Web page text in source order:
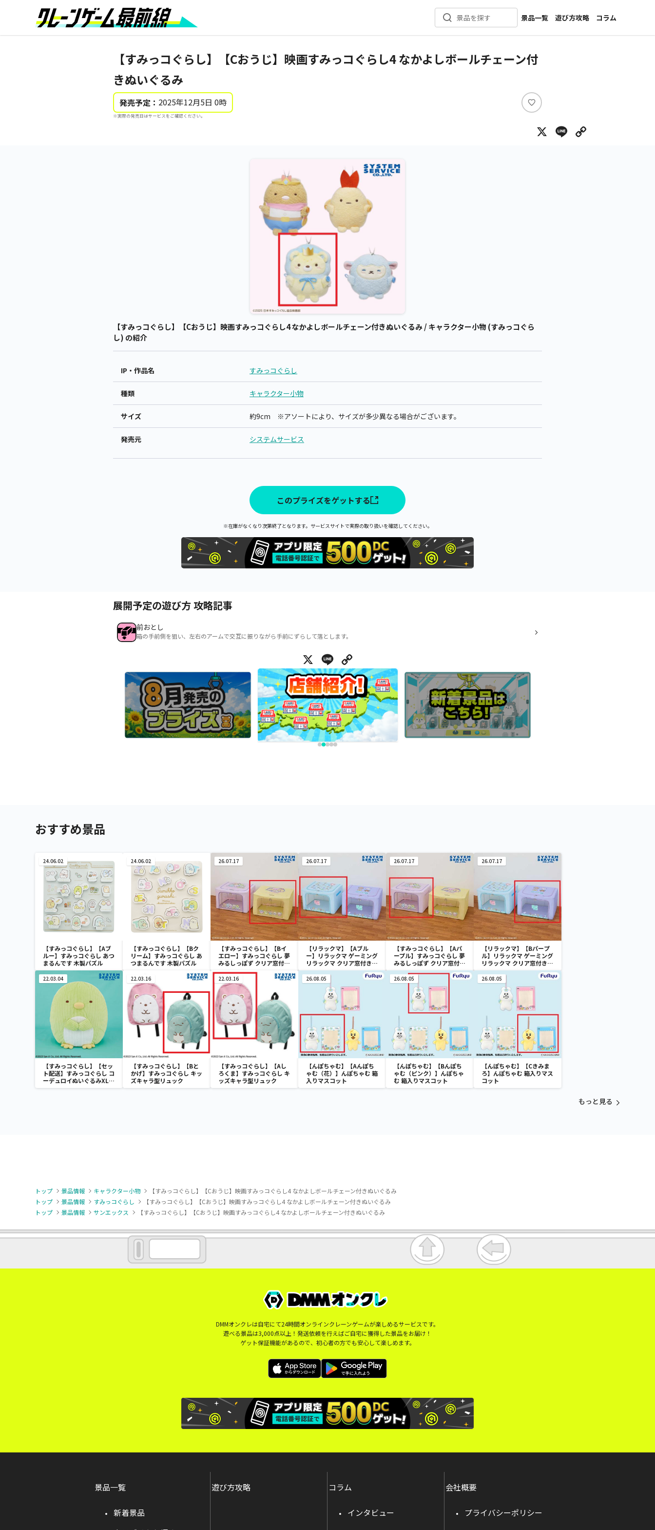
景品を探す
景品一覧
新着景品
カテゴリ一覧
遊び方攻略
コラム
インタビュー
【すみっコぐらし】【Cおうじ】映画すみっコぐらし4 なかよしボールチェーン付
きぬいぐるみ
発売予定： 2025年12月5日 0時
※実際の発売日はサービスをご確認ください。
い
ね
X Line
【すみっコぐらし】【Cおうじ】映画すみっコぐらし4 なかよしボールチェーン付きぬいぐるみ / キャラクター小物 (すみっコぐら
し) の紹介
IP・作品名 すみっコぐらし
種類 キャラクター小物
サイズ 約9cm ※アソートにより、サイズが多少異なる場合がございます。
発売元 システムサービス
このプライズをゲットする
※在庫がなくなり次第終了となります。サービスサイトで実際の取り扱いを確認してください。
展開予定の遊び方 攻略記事
前おとし
箱の手前側を狙い、左右のアームで交互に振りながら手前にずらして落とします。
X Line
おすすめ景品
24.06.02
【すみっコぐらし】【Aブ
ルー】すみっコぐらし あつ
まるんです 木製パズル
24.06.02
【すみっコぐらし】【Bク
リーム】すみっコぐらし あ
つまるんです 木製パズル
26.07.17
【すみっコぐらし】【Bイ
エロー】すみっコぐらし 夢
みるしっぽず クリア窓付き
収納ボックス
26.07.17
【リラックマ】【Aブル
ー】リラックマ ゲーミング
リラックマ クリア窓付き収
納ボックス
26.07.17
【すみっコぐらし】【Aパ
ープル】すみっコぐらし 夢
みるしっぽず クリア窓付き
収納ボックス
26.07.17
【リラックマ】【Bパープ
ル】リラックマ ゲーミング
リラックマ クリア窓付き収
納ボックス
22.03.04
【すみっコぐらし】【セッ
ト配送】すみっコぐらし コ
ーデュロイぬいぐるみXL
プレミアム ぺんぎん？
22.03.16
【すみっコぐらし】【Bと
かげ】すみっコぐらし キッ
ズキャラ型リュック
22.03.16
【すみっコぐらし】【Aし
ろくま】すみっコぐらし キ
ッズキャラ型リュック
26.08.05
【んぽちゃむ】【Aんぽち
ゃむ（花）】んぽちゃむ 箱
入りマスコット
26.08.05
【んぽちゃむ】【Bんぽち
ゃむ（ピンク）】んぽちゃ
む 箱入りマスコット
26.08.05
【んぽちゃむ】【Cきみま
ろ】んぽちゃむ 箱入りマス
コット
もっと見る
トップ 景品情報 キャラクター小物
【すみっコぐらし】【Cおうじ】映画すみっコぐらし4 なかよしボールチェーン付きぬいぐるみ
トップ
景品情報 すみっコぐらし
【すみっコぐらし】【Cおうじ】映画すみっコぐらし4 なかよしボールチェーン付きぬいぐるみ
トップ
景品情報 サンエックス 【すみっコぐらし】【Cおうじ】映画すみっコぐらし4 なかよしボールチェーン付きぬいぐるみ
DMMオンクレは自宅にて24時間オンラインクレーンゲームが楽しめるサービスです。
遊べる景品は3,000点以上！発送依頼を行えばご自宅に獲得した景品をお届け！
ゲット保証機能があるので、初心者の方でも安心して楽しめます。
景品一覧
新着景品
遊び方攻略 コラム
インタビュー
会社概要
プライバシーポリシー